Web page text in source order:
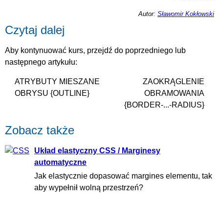
Autor: Sławomir Kokłowski
Czytaj dalej
Aby kontynuować kurs, przejdź do poprzedniego lub
następnego artykułu:
ATRYBUTY MIESZANE
OBRYSU {OUTLINE}
ZAOKRĄGLENIE
OBRAMOWANIA
{BORDER-...-RADIUS}
Zobacz także
Układ elastyczny CSS / Marginesy
automatyczne
Jak elastycznie dopasować margines elementu, tak
aby wypełnił wolną przestrzeń?